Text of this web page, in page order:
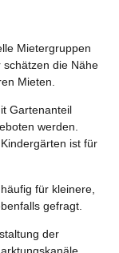
Mietergruppen
schätzen die Nähe
Mieten.
Gartenanteil
werden.
ist für
für kleinere,
gefragt.
der